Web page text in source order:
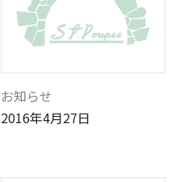
お知らせ
2016年4月27日